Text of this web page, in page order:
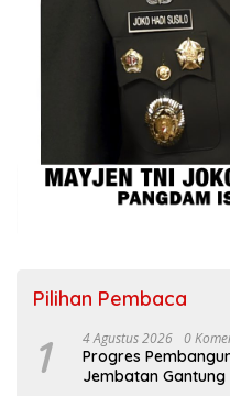
Pilihan Pembaca
1 4 Agustus 2026 0
Progres
Jembatan